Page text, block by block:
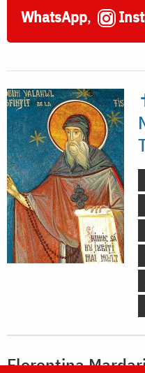
WhatsApp,
Florentina